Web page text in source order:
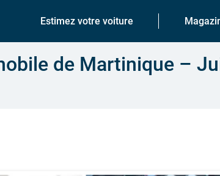
Estimez votre voiture
de Martinique –